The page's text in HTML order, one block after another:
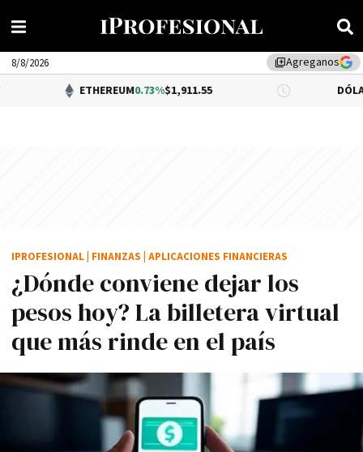
library_addAgreganos
8/8/2026
ETHEREUM0.73%$1,911.55 DÓLAR BNA 0.34%
¿Dónde conviene dejar los
pesos hoy? La billetera virtual
que más rinde en el país
IPROFESIONAL FINANZAS APLICACIONES FINANCIERAS